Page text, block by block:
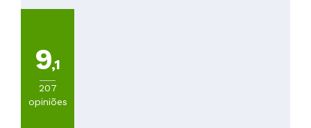
9,1
207
opiniões